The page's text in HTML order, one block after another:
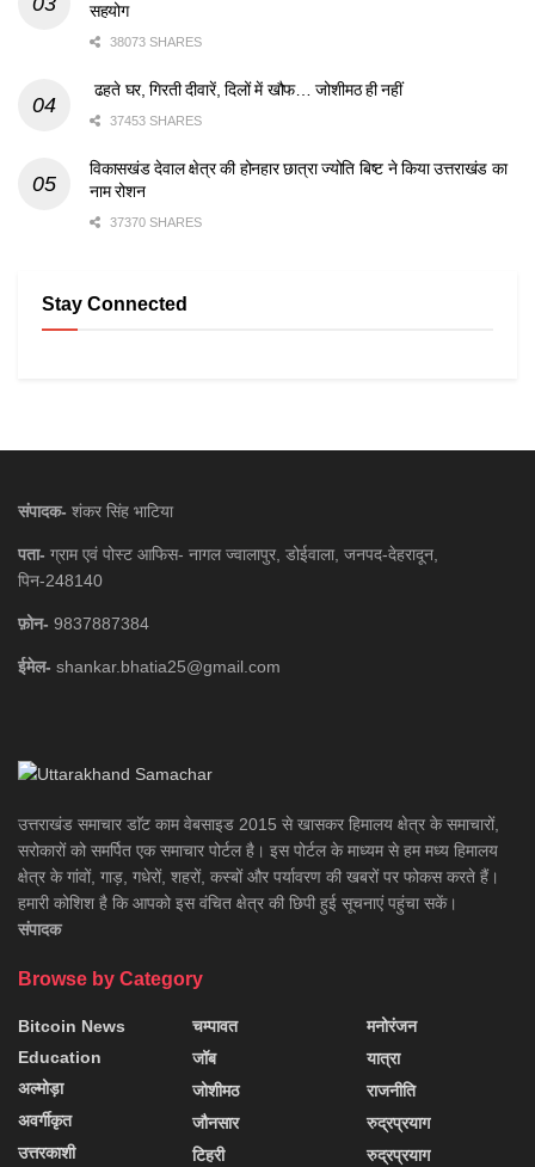
सहयोग
38073 SHARES
ढहते घर, गिरती दीवारें, दिलों में खौफ… जोशीमठ ही नहीं
37453 SHARES
विकासखंड देवाल क्षेत्र की होनहार छात्रा ज्योति बिष्ट ने किया उत्तराखंड का
नाम रोशन
37370 SHARES
Stay Connected
संपादक- शंकर सिंह भाटिया
पता- ग्राम एवं पोस्ट आफिस- नागल ज्वालापुर, डोईवाला, जनपद-देहरादून,
पिन-248140
फ़ोन- 9837887384
ईमेल- shankar.bhatia25@gmail.com
उत्तराखंड समाचार डाॅट काम वेबसाइड 2015 से खासकर हिमालय क्षेत्र के समाचारों,
सरोकारों को समर्पित एक समाचार पोर्टल है। इस पोर्टल के माध्यम से हम मध्य हिमालय
क्षेत्र के गांवों, गाड़, गधेरों, शहरों, कस्बों और पर्यावरण की खबरों पर फोकस करते हैं।
हमारी कोशिश है कि आपको इस वंचित क्षेत्र की छिपी हुई सूचनाएं पहुंचा सकें।
संपादक
Browse by Category
Bitcoin News
Education
अल्मोड़ा
अवर्गीकृत
उत्तरकाशी
चम्पावत
जॉब
जोशीमठ
जौनसार
टिहरी
मनोरंजन
यात्रा
राजनीति
रुद्रप्रयाग
रुद्रप्रयाग